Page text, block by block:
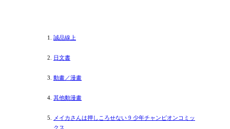
誠品線上
日文書
動畫／漫畫
其他動漫畫
メイカさんは押しころせない 9 少年チャンピオンコミッ
クス